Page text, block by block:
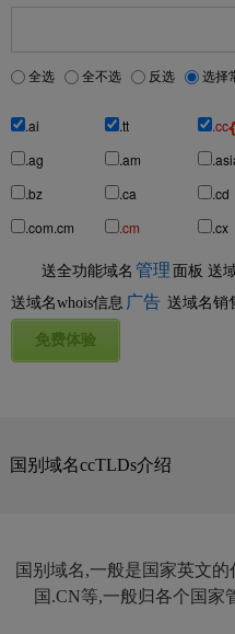
全选 全不选 反选 选择
.ai .tt .cc
.ag
.am
.bz
.ca .cd
.com.cm
.cm .cx
送全功能域名 管理 面板 送
送域名whois信息 广告 送域名销
国别域名ccTLDs介绍
国别域名,一般是国家英文
国.CN等,一般归各个国家